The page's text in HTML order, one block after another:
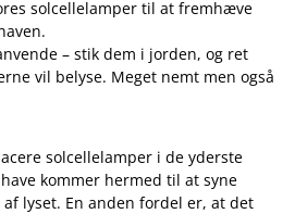
solcellelamper til at fremhæve
– stik dem i jorden, og ret
vil belyse. Meget nemt men også
solcellelamper i de yderste
kommer hermed til at syne
lyset. En anden fordel er, at det